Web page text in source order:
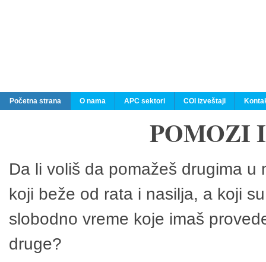
Početna strana O nama APC sektori COI izveštaji
POMOZI
Da li voliš da pomažeš drugima
koji beže od rata i nasilja, a koji
slobodno vreme koje imaš
druge?